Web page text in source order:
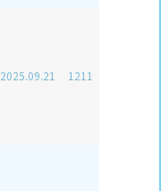
2025.09.21 1211